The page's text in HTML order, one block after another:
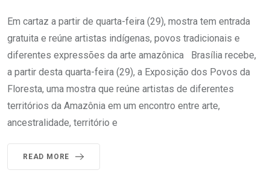
Em cartaz a partir de quarta-feira (29), mostra tem entrada
gratuita e reúne artistas indígenas, povos tradicionais e
diferentes expressões da arte amazônica Brasília recebe,
a partir desta quarta-feira (29), a Exposição dos Povos da
Floresta, uma mostra que reúne artistas de diferentes
territórios da Amazônia em um encontro entre arte,
ancestralidade, território e
READ MORE